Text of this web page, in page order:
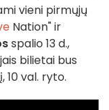
vieni pirmųjų
Nation" ir
spalio 13 d.,
bilietai bus
10 val. ryto.